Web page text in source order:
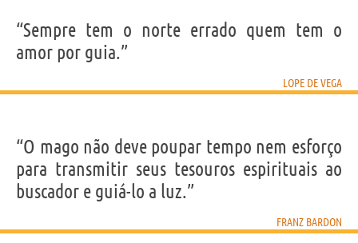
“Sempre tem o norte errado quem tem o
amor por guia.”
LOPE DE VEGA
“O mago não deve poupar tempo nem esforço
para transmitir seus tesouros espirituais ao
buscador e guiá-lo a luz.”
FRANZ BARDON